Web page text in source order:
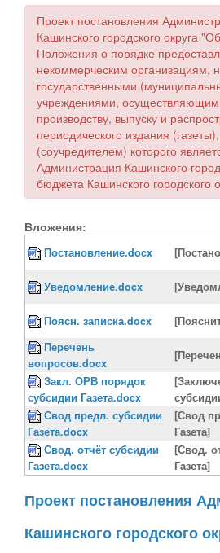
Проект постановления
Кашинского городского округа
Положения о порядке
некоммерческим организациям,
государственными
учреждениями, осуществляющим
производству, выпуску и
периодического издания
(соучредителем) которого
Администрация Кашинского
бюджета Кашинского городского
Вложения:
Постановление.docx
Уведомление.docx
Поясн. записка.docx
Перечень
вопросов.docx
Закл. ОРВ порядок
субсидии Газета.docx
Свод предл. субсидии
Газета.docx
[Свод
Газета]
Свод. отчёт субсидии
Газета.docx
[Свод.
Газета]
Проект постановления
Кашинского городского